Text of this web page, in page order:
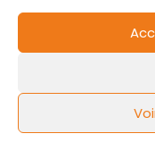
Mentions